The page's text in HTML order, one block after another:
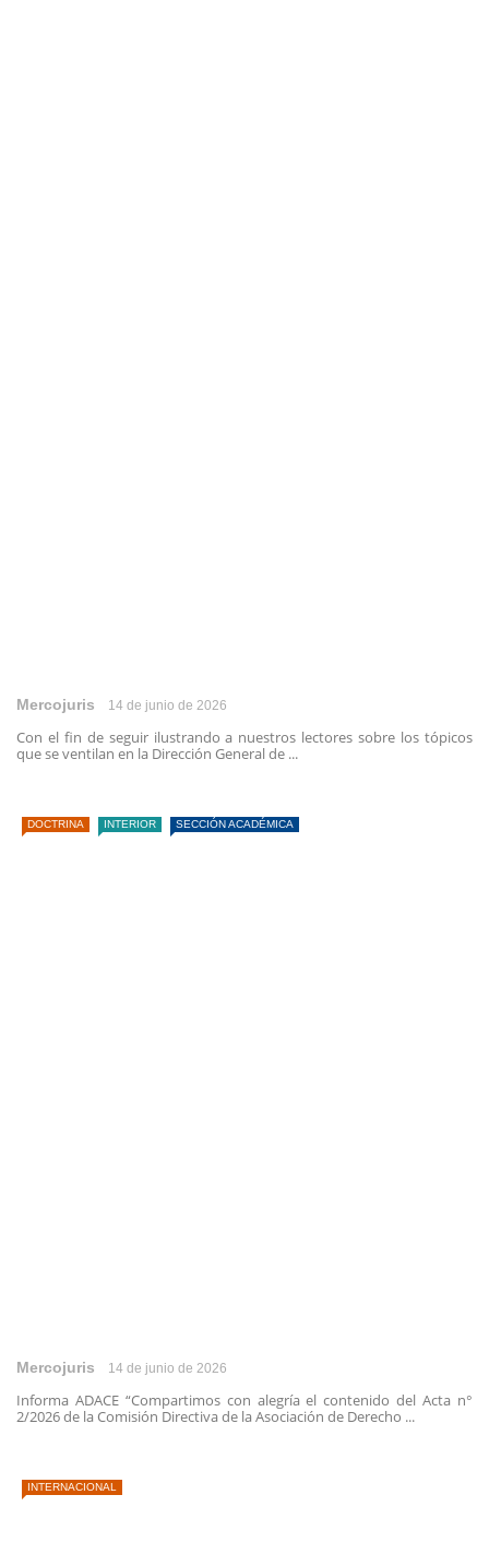
Mercojuris 14 de junio de 2026
Con el fin de seguir ilustrando a nuestros lectores sobre los tópicos
que se ventilan en la Dirección General de ...
DOCTRINA INTERIOR SECCIÓN ACADÉMICA
Mercojuris 14 de junio de 2026
Informa ADACE “Compartimos con alegría el contenido del Acta n°
2/2026 de la Comisión Directiva de la Asociación de Derecho ...
INTERNACIONAL